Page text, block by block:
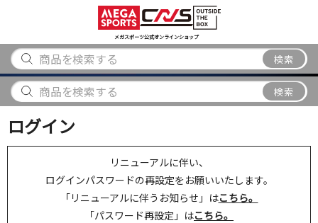
メガスポーツ公式オンラインショップ
検索
アウトドア
から探す
ブランド
から探す
検索
ログイン
リニューアルに伴い、
ログインパスワードの再設定をお願いいたします。
「リニューアルに伴うお知らせ」はこちら。
「パスワード再設定」はこちら。